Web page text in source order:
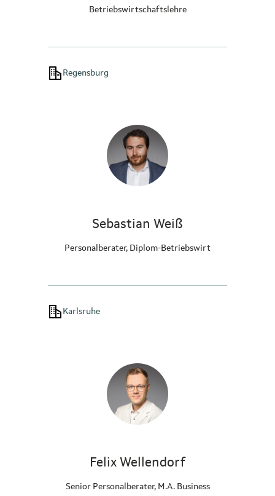
Betriebswirtschaftslehre
Regensburg
Sebastian Weiß
Personalberater, Diplom-Betriebswirt
Karlsruhe
Felix Wellendorf
Senior Personalberater, M.A. Business